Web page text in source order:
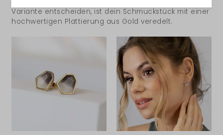
Variante entscheiden, ist dein Schmuckstück mit einer
hochwertigen Plattierung aus Gold veredelt.